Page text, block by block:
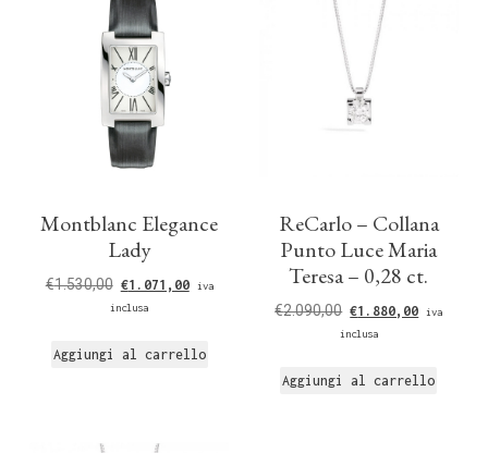
Montblanc Elegance
Lady
€1.530,00 €1.071,00
iva
inclusa
Aggiungi al carrello
ReCarlo – Collana
Punto Luce Maria
Teresa – 0,28 ct.
€2.090,00 €1.880,00
iva
inclusa
Aggiungi al carrello